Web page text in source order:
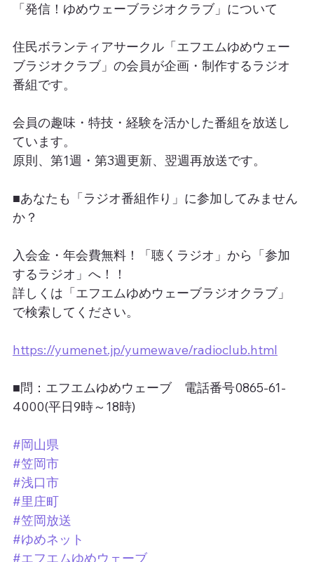
「発信！ゆめウェーブラジオクラブ」について
住民ボランティアサークル「エフエムゆめウェー
ブラジオクラブ」の会員が企画・制作するラジオ
番組です。
会員の趣味・特技・経験を活かした番組を放送し
ています。
原則、第1週・第3週更新、翌週再放送です。
■あなたも「ラジオ番組作り」に参加してみません
か？
入会金・年会費無料！「聴くラジオ」から「参加
するラジオ」へ！！
詳しくは「エフエムゆめウェーブラジオクラブ」
で検索してください。
https://yumenet.jp/yumewave/radioclub.html
■問：エフエムゆめウェーブ　電話番号0865-61-
4000(平日9時～18時)
#岡山県
#笠岡市
#浅口市
#里庄町
#笠岡放送
#ゆめネット
#エフエムゆめウェーブ